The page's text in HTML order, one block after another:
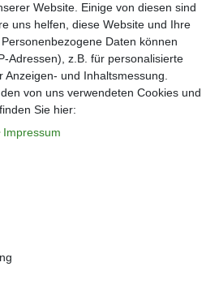
kostenlos abbestellen.
Lieferzeiten für andere Länder
mit den Versandinformationen
Website. Einige von diesen sind
uns helfen, diese Website und Ihre
Daten können
Adressen), z.B. für personalisierte
und Inhaltsmessung.
von uns verwendeten Cookies und
Sie hier:
Impressum